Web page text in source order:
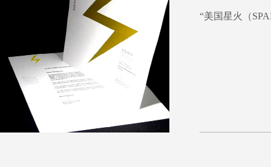
“美国星火（